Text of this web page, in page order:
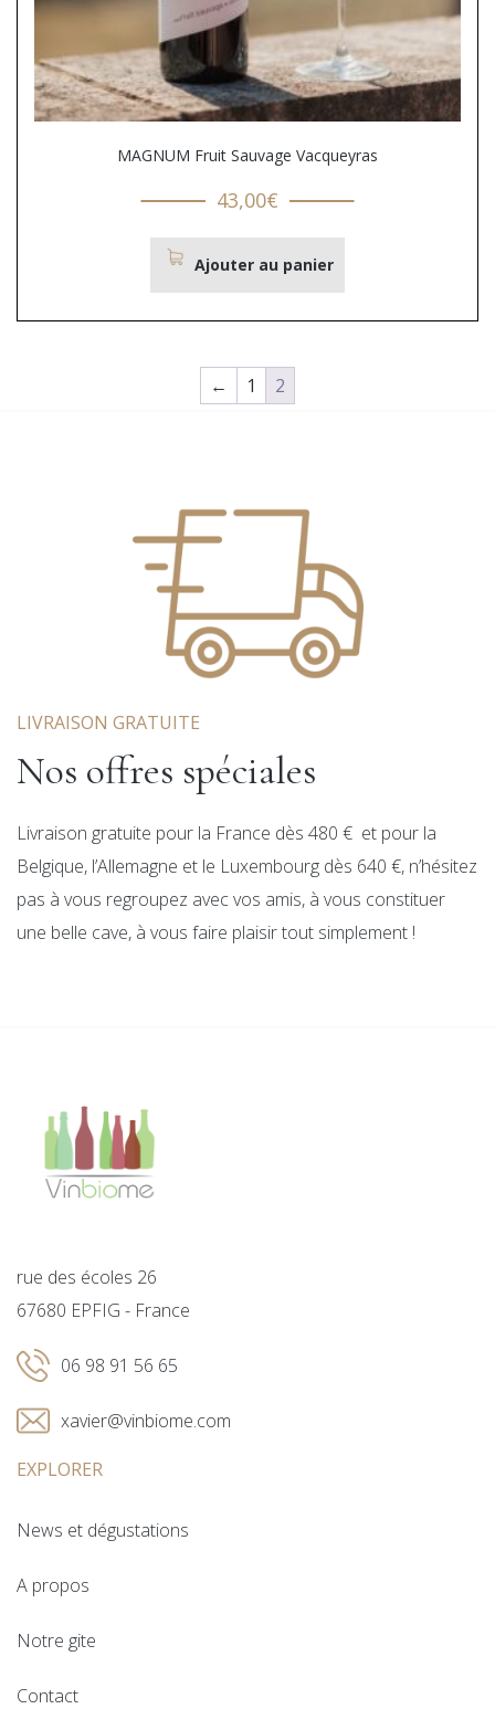
MAGNUM Fruit Sauvage Vacqueyras
43,00€
Ajouter au panier
← 1 2
LIVRAISON GRATUITE
Nos offres spéciales
Livraison gratuite pour la France dès 480 € et pour la
Belgique, l’Allemagne et le Luxembourg dès 640 €, n’hésitez
pas à vous regroupez avec vos amis, à vous constituer
une belle cave, à vous faire plaisir tout simplement !
rue des écoles 26
67680 EPFIG - France
06 98 91 56 65
xavier@vinbiome.com
EXPLORER
News et dégustations
A propos
Notre gite
Contact